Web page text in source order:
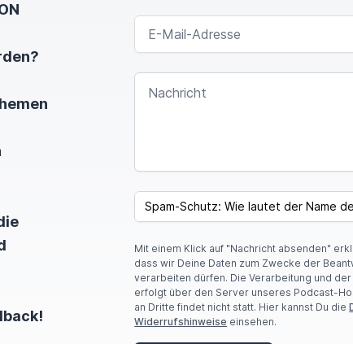
können.
spannend, dann selber auch Interviews zu
wo sie eigentlich sind?
mit mir also umgekehrt.
ja kurz eben schon angesprochen.
gerade für die, die das ja auch auf YouTube
E-MAIL-ADRESSE
NACHRICHT
SPAM CAPTCHA
Mit einem Klick auf "Nachricht absenden"
dass wir Deine Daten zum Zwecke der
verarbeiten dürfen. Die Verarbeitung und
erfolgt über den Server unseres Podcast-
an Dritte findet nicht statt. Hier kannst Du die
Widerrufshinweise einsehen.